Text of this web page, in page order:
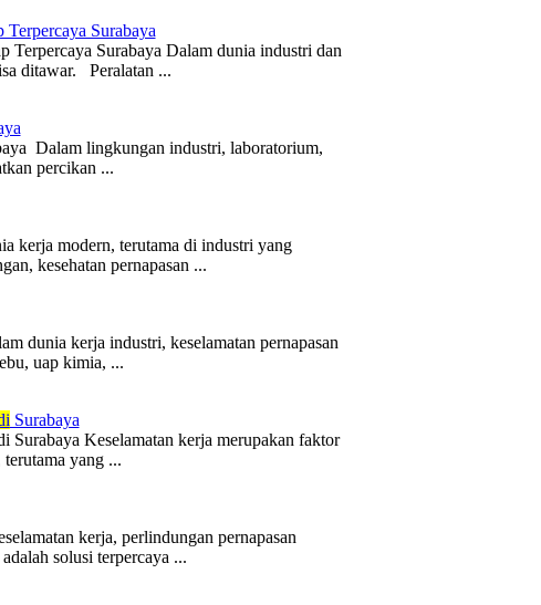
Surabaya
Terpercaya Surabaya Dalam dunia industri dan
ditawar. Peralatan ...
Dalam lingkungan industri, laboratorium,
percikan ...
kerja modern, terutama di industri yang
kesehatan pernapasan ...
dunia kerja industri, keselamatan pernapasan
uap kimia, ...
Surabaya
Keselamatan kerja merupakan faktor
yang ...
kerja, perlindungan pernapasan
solusi terpercaya ...